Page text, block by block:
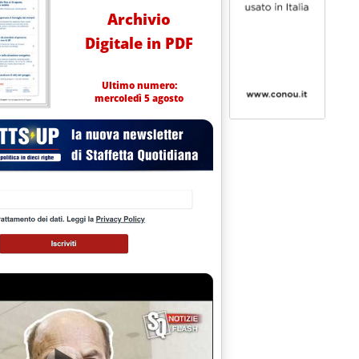
E PRODUZIONE IDROCARBURI'
Archivio
Digitale in PDF
Ultimo numero:
mercoledì 5 agosto